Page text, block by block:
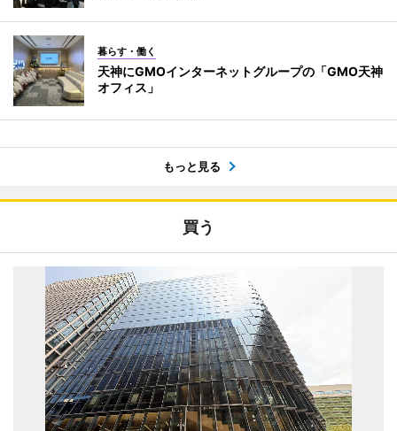
暮らす・働く
天神にGMOインターネットグループの「GMO天神
オフィス」
もっと見る
買う